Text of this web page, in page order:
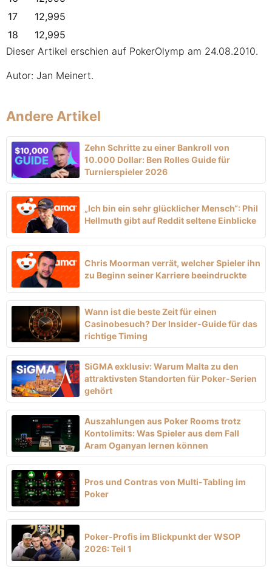
17
12,995
18
12,995
Dieser Artikel erschien auf PokerOlymp am 24.08.2010.
Autor: Jan Meinert.
Andere Artikel
Zehn Schritte zu einer Bankroll von
10.000 Dollar: Ben Rolles Guide für
Turnierspieler 2026
„Ich bin ein sehr glücklicher Mensch“: Phil
Hellmuth gibt auf Reddit seltene Einblicke
Chris Moorman verrät, welcher Spieler ihn
zu Beginn seiner Karriere beeindruckte
Wann ist die beste Zeit für einen
Casinobesuch? Der Insider-Guide für das
richtige Timing
SiGMA exklusiv: Warum Malta zu den
attraktivsten Standorten für Poker-Serien
gehört
Auszahlungen aus Poker Rooms trotz
Kontolimits: Was Spieler aus dem Fall
Aram Oganyan lernen können
Pros und Contras von Multi-Tabling im
Poker
Poker-Profis im Blickpunkt der WSOP
2026: Teil 1